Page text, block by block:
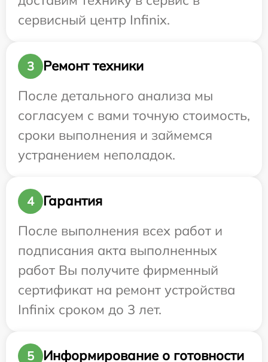
сервисный центр Infinix.
3
Ремонт техники
После детального анализа мы
согласуем с вами точную стоимость,
сроки выполнения и займемся
устранением неполадок.
4
Гарантия
После выполнения всех работ и
подписания акта выполненных
работ Вы получите фирменный
сертификат на ремонт устройства
Infinix сроком до 3 лет.
5
Информирование о готовности